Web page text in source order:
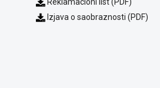
Izjava o saobraznosti (PDF)